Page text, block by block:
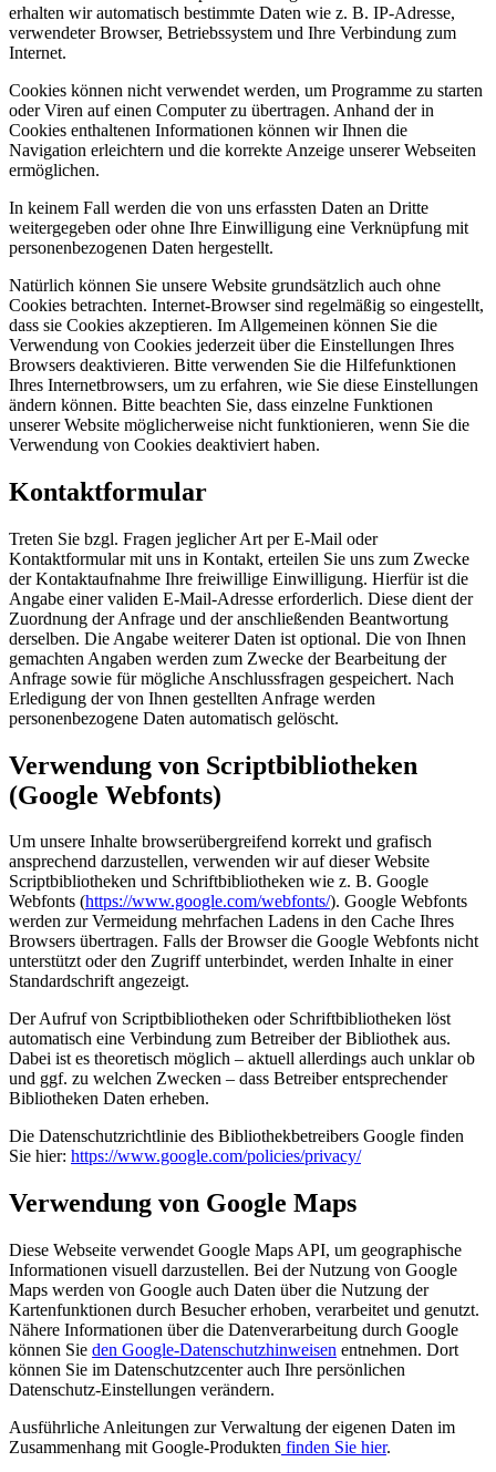
erhalten wir automatisch bestimmte Daten wie z. B. IP-Adresse,
verwendeter Browser, Betriebssystem und Ihre Verbindung zum
Internet.
Cookies können nicht verwendet werden, um Programme zu starten
oder Viren auf einen Computer zu übertragen. Anhand der in
Cookies enthaltenen Informationen können wir Ihnen die
Navigation erleichtern und die korrekte Anzeige unserer Webseiten
ermöglichen.
In keinem Fall werden die von uns erfassten Daten an Dritte
weitergegeben oder ohne Ihre Einwilligung eine Verknüpfung mit
personenbezogenen Daten hergestellt.
Natürlich können Sie unsere Website grundsätzlich auch ohne
Cookies betrachten. Internet-Browser sind regelmäßig so eingestellt,
dass sie Cookies akzeptieren. Im Allgemeinen können Sie die
Verwendung von Cookies jederzeit über die Einstellungen Ihres
Browsers deaktivieren. Bitte verwenden Sie die Hilfefunktionen
Ihres Internetbrowsers, um zu erfahren, wie Sie diese Einstellungen
ändern können. Bitte beachten Sie, dass einzelne Funktionen
unserer Website möglicherweise nicht funktionieren, wenn Sie die
Verwendung von Cookies deaktiviert haben.
Kontaktformular
Treten Sie bzgl. Fragen jeglicher Art per E-Mail oder
Kontaktformular mit uns in Kontakt, erteilen Sie uns zum Zwecke
der Kontaktaufnahme Ihre freiwillige Einwilligung. Hierfür ist die
Angabe einer validen E-Mail-Adresse erforderlich. Diese dient der
Zuordnung der Anfrage und der anschließenden Beantwortung
derselben. Die Angabe weiterer Daten ist optional. Die von Ihnen
gemachten Angaben werden zum Zwecke der Bearbeitung der
Anfrage sowie für mögliche Anschlussfragen gespeichert. Nach
Erledigung der von Ihnen gestellten Anfrage werden
personenbezogene Daten automatisch gelöscht.
Verwendung von Scriptbibliotheken
(Google Webfonts)
Um unsere Inhalte browserübergreifend korrekt und grafisch
ansprechend darzustellen, verwenden wir auf dieser Website
Scriptbibliotheken und Schriftbibliotheken wie z. B. Google
Webfonts (https://www.google.com/webfonts/). Google Webfonts
werden zur Vermeidung mehrfachen Ladens in den Cache Ihres
Browsers übertragen. Falls der Browser die Google Webfonts nicht
unterstützt oder den Zugriff unterbindet, werden Inhalte in einer
Standardschrift angezeigt.
Der Aufruf von Scriptbibliotheken oder Schriftbibliotheken löst
automatisch eine Verbindung zum Betreiber der Bibliothek aus.
Dabei ist es theoretisch möglich – aktuell allerdings auch unklar ob
und ggf. zu welchen Zwecken – dass Betreiber entsprechender
Bibliotheken Daten erheben.
Die Datenschutzrichtlinie des Bibliothekbetreibers Google finden
Sie hier: https://www.google.com/policies/privacy/
Verwendung von Google Maps
Diese Webseite verwendet Google Maps API, um geographische
Informationen visuell darzustellen. Bei der Nutzung von Google
Maps werden von Google auch Daten über die Nutzung der
Kartenfunktionen durch Besucher erhoben, verarbeitet und genutzt.
Nähere Informationen über die Datenverarbeitung durch Google
können Sie den Google-Datenschutzhinweisen entnehmen. Dort
können Sie im Datenschutzcenter auch Ihre persönlichen
Datenschutz-Einstellungen verändern.
Ausführliche Anleitungen zur Verwaltung der eigenen Daten im
Zusammenhang mit Google-Produkten finden Sie hier.